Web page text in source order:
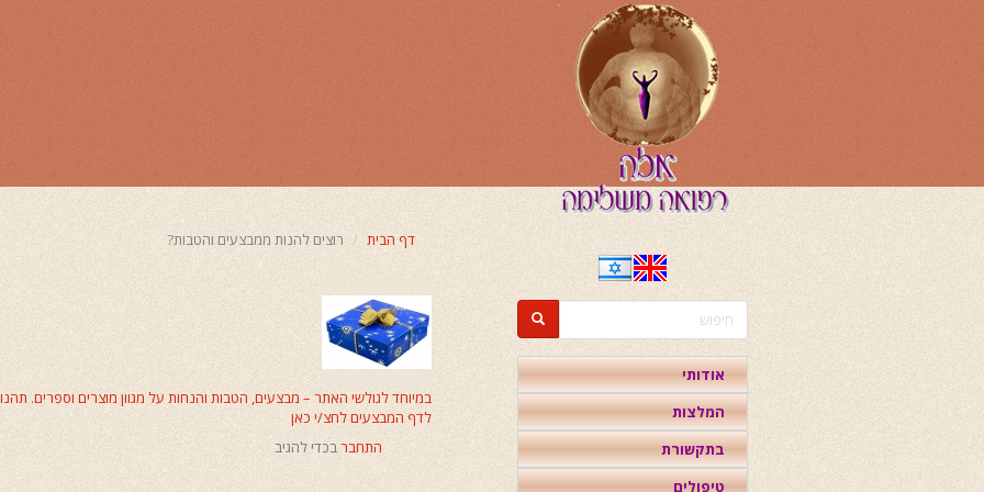
דף הבית רוצים להנות ממבצעים והטבות?
במיוחד לגולשי האתר – מבצעים, הטבות והנחות על מגוון מוצרים וספרים.
לדף המבצעים לחצ/י כאן
התחברבכדי להגיב
טופס
חיפוש
חיפוש
אודותי
המלצות
ליווי לידה
זירוז לידה
היפוך עובר
בתקשורת
טיפולים